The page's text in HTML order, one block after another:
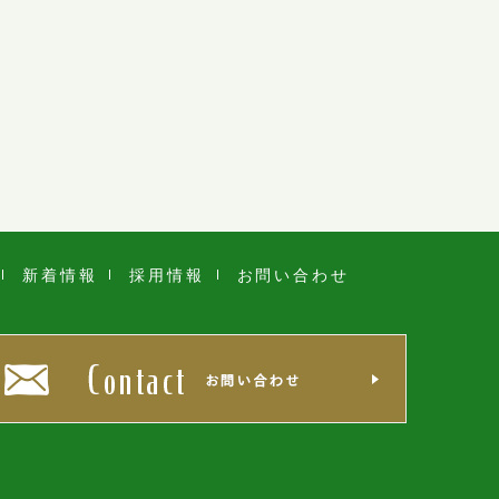
新着情報 採用情報 お問い合わせ